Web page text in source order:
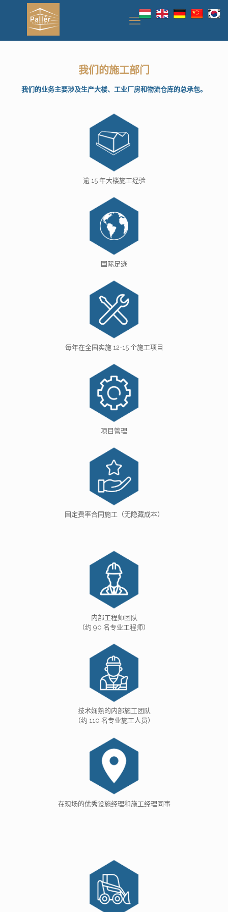
我们的施工部门
我们的业务主要涉及生产大楼、工业厂房和物流仓库的总承包。
逾 15 年大楼施工经验
国际足迹
每年在全国实施 12-15 个施工项目
项目管理
固定费率合同施工（无隐藏成本）
内部工程师团队
（约 90 名专业工程师）
技术娴熟的内部施工团队
（约 110 名专业施工人员）
在现场的优秀设施经理和施工经理同事